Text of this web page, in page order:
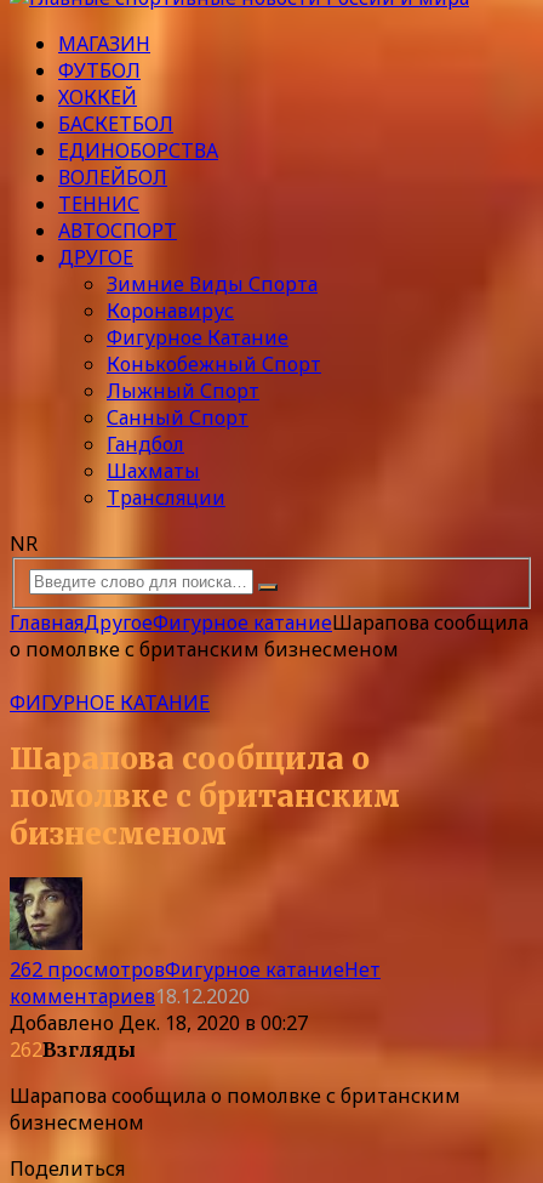
МАГАЗИН
ФУТБОЛ
ХОККЕЙ
БАСКЕТБОЛ
ЕДИНОБОРСТВА
ВОЛЕЙБОЛ
ТЕННИС
АВТОСПОРТ
ДРУГОЕ
Зимние Виды Спорта
Коронавирус
Фигурное Катание
Конькобежный Спорт
Лыжный Спорт
Санный Спорт
Гандбол
Шахматы
Трансляции
NR
ГлавнаяДругоеФигурное катаниеШарапова сообщила
о помолвке с британским бизнесменом
ФИГУРНОЕ КАТАНИЕ
Шарапова сообщила о
помолвке с британским
бизнесменом
262 просмотровФигурное катаниеНет
комментариев18.12.2020
Добавлено Дек. 18, 2020 в 00:27
262Взгляды
Шарапова сообщила о помолвке с британским
бизнесменом
Поделиться